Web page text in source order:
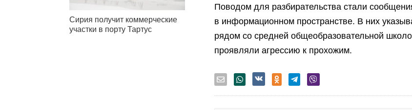
Поводом для разбирательства стали
в информационном пространстве. В них
рядом со средней общеобразовательной
проявляли агрессию к прохожим.
Сирия получит коммерческие
участки в порту Тартус